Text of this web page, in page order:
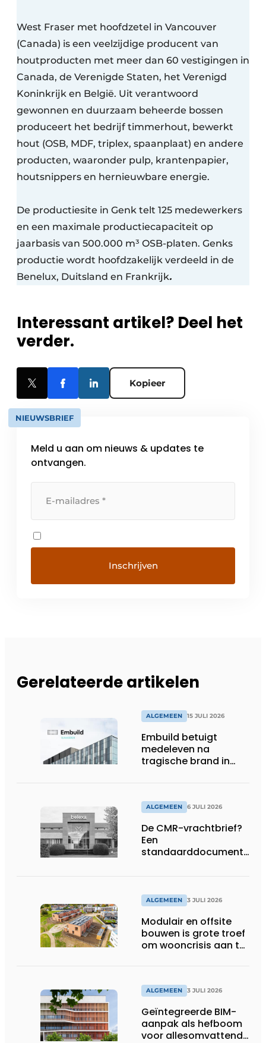
West Fraser met hoofdzetel in Vancouver
(Canada) is een veelzijdige producent van
houtproducten met meer dan 60 vestigingen in
Canada, de Verenigde Staten, het Verenigd
Koninkrijk en België. Uit verantwoord
gewonnen en duurzaam beheerde bossen
produceert het bedrijf timmerhout, bewerkt
hout (OSB, MDF, triplex, spaanplaat) en andere
producten, waaronder pulp, krantenpapier,
houtsnippers en hernieuwbare energie.
De productiesite in Genk telt 125 medewerkers
en een maximale productiecapaciteit op
jaarbasis van 500.000 m³ OSB-platen. Genks
productie wordt hoofdzakelijk verdeeld in de
Benelux, Duitsland en Frankrijk.
Interessant artikel? Deel het
verder.
Kopieer
NIEUWSBRIEF
Meld u aan om nieuws & updates te
ontvangen.
Gerelateerde artikelen
ALGEMEEN 15 JULI 2026
Embuild betuigt
medeleven na
tragische brand in
ALGEMEEN 6 JULI 2026
De CMR-vrachtbrief?
Een
standaarddocument
ALGEMEEN 3 JULI 2026
Modulair en offsite
bouwen is grote troef
om wooncrisis aan te
ALGEMEEN 3 JULI 2026
Geïntegreerde BIM-
aanpak als hefboom
voor allesomvattende